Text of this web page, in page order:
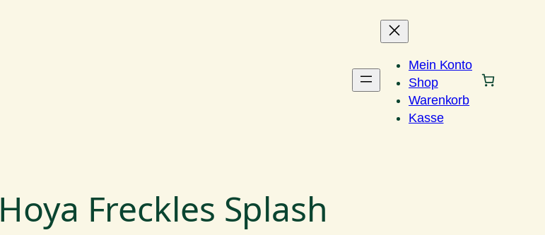
Mein Konto
Shop
Warenkorb
Kasse
Hoya Freckles Splash